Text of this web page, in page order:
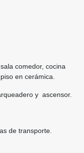
comedor, cocina
en cerámica.
y ascensor.
de transporte.